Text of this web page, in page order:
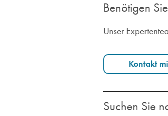
Benötigen
Unser
Kontakt
Suchen Sie